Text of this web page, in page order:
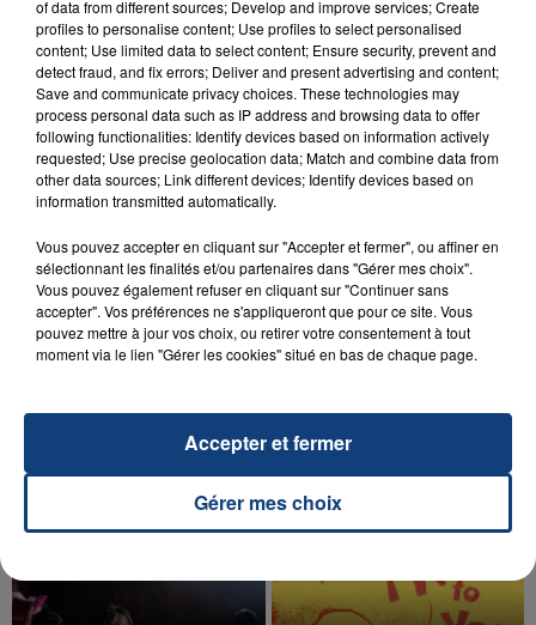
INCENDIE MORTEL À LENS : UNE FEMME ET
SON BÉBÉ ENTRE LA VIE ET LA...
Un homme s'est immolé par le feu après avoir
aspergé sa compagne et leur bébé de trois mois
d'un liquide inflammable.
20 juillet 2026
UNE ADOLESCENTE DEVANT SE FAIRE
OPÉRER DE LA CHEVILLE RESSORT DE LA...
La famille a porté plainte contre la clinique qui a
TITRES DIFFUSÉS
of data from different sources; Develop and improve services; Create
profiles to personalise content; Use profiles to select personalised
content; Use limited data to select content; Ensure security, prevent and
detect fraud, and fix errors; Deliver and present advertising and content;
Save and communicate privacy choices. These technologies may
process personal data such as IP address and browsing data to offer
following functionalities: Identify devices based on information actively
requested; Use precise geolocation data; Match and combine data from
other data sources; Link different devices; Identify devices based on
information transmitted automatically.
Vous pouvez accepter en cliquant sur "Accepter et fermer", ou affiner en
sélectionnant les finalités et/ou partenaires dans "Gérer mes choix".
Vous pouvez également refuser en cliquant sur "Continuer sans
accepter". Vos préférences ne s'appliqueront que pour ce site. Vous
pouvez mettre à jour vos choix, ou retirer votre consentement à tout
moment via le lien "Gérer les cookies" situé en bas de chaque page.
Gérer mes choix
Accepter et fermer